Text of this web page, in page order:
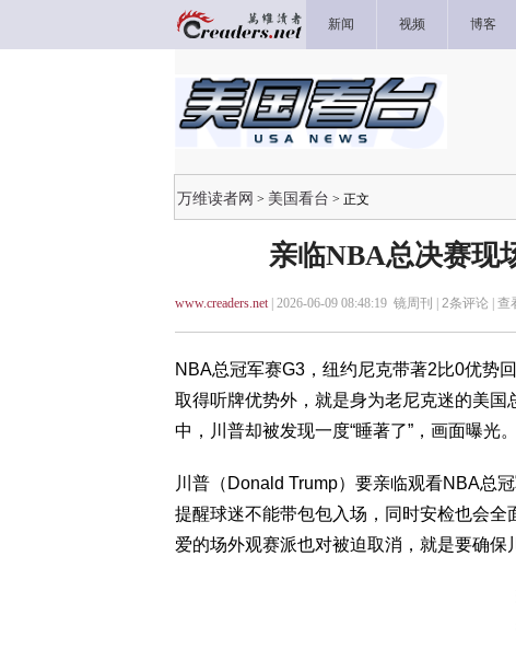
新闻 视频 博客
万维读者网 > 美国看台 > 正文
亲临NBA总决赛现
www.creaders.net| 2026-06-09 08:48:19 镜周刊 | 2条评论 | 查
NBA总冠军赛G3，纽约尼克带著2比0优势
取得听牌优势外，就是身为老尼克迷的美
中，川普却被发现一度“睡著了”，画面曝光。
川普（Donald Trump）要亲临观看NBA总
提醒球迷不能带包包入场，同时安检也会
爱的场外观赛派也对被迫取消，就是要确保